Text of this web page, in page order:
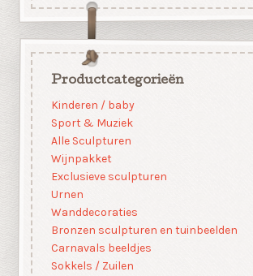
Productcategorieën
Kinderen / baby
Sport & Muziek
Alle Sculpturen
Wijnpakket
Exclusieve sculpturen
Urnen
Wanddecoraties
Bronzen sculpturen en tuinbeelden
Carnavals beeldjes
Sokkels / Zuilen